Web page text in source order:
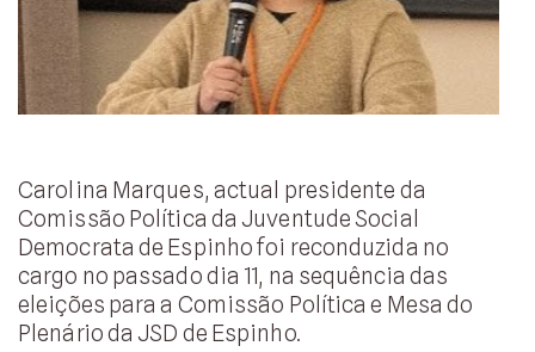
Carolina Marques, actual presidente da
Comissão Política da Juventude Social
Democrata de Espinho foi reconduzida no
cargo no passado dia 11, na sequência das
eleições para a Comissão Política e Mesa do
Plenário da JSD de Espinho.